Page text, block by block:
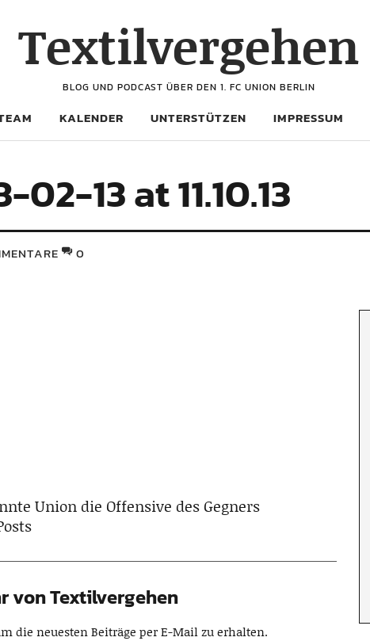
Textilvergehen
BLOG UND PODCAST ÜBER DEN 1. FC UNION BERLIN
KALENDER UNTERSTÜTZEN IMPRESSUM
13 at 11.10.13
0
Union die Offensive des Gegners
von Textilvergehen
die neuesten Beiträge per E-Mail zu erhalten.